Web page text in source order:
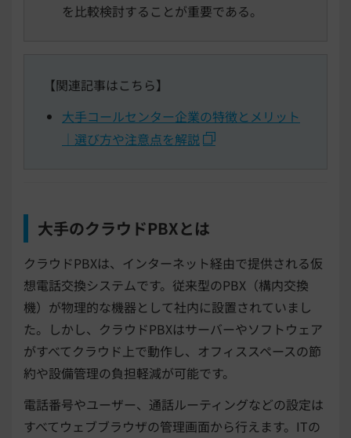
を比較検討することが重要である。
【関連記事はこちら】
大手コールセンター企業の特徴とメリット
｜選び方や注意点を解説
大手のクラウドPBXとは
クラウドPBXは、インターネット経由で提供される仮
想電話交換システムです。従来型のPBX（構内交換
機）が物理的な機器として社内に設置されていまし
た。しかし、クラウドPBXはサーバーやソフトウェア
がすべてクラウド上で動作し、オフィススペースの節
約や設備管理の負担軽減が可能です。
電話番号やユーザー、通話ルーティングなどの設定は
すべてウェブブラウザの管理画面から行えます。ITの